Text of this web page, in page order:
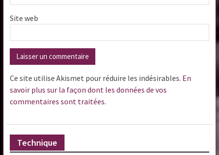
Site web
Ce site utilise Akismet pour réduire les indésirables. En
savoir plus sur la façon dont les données de vos
commentaires sont traitées.
Technique